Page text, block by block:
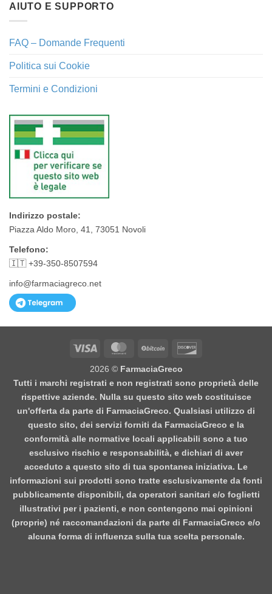
AIUTO E SUPPORTO
FAQ – Domande Frequenti
Politica sui Cookie
Termini e Condizioni
Indirizzo postale:
Piazza Aldo Moro, 41, 73051 Novoli
Telefono:
🇮🇹 +39-350-8507594
info@farmaciagreco.net
Visa MasterCardBitCoin
2026 © FarmaciaGreco
Tutti i marchi registrati e non registrati sono proprietà delle
rispettive aziende. Nulla su questo sito web costituisce
un'offerta da parte di FarmaciaGreco. Qualsiasi utilizzo di
questo sito, dei servizi forniti da FarmaciaGreco e la
conformità alle normative locali applicabili sono a tuo
esclusivo rischio e responsabilità, e dichiari di aver
acceduto a questo sito di tua spontanea iniziativa. Le
informazioni sui prodotti sono tratte esclusivamente da fonti
pubblicamente disponibili, da operatori sanitari e/o foglietti
illustrativi per i pazienti, e non contengono mai opinioni
(proprie) né raccomandazioni da parte di FarmaciaGreco e/o
alcuna forma di influenza sulla tua scelta personale.